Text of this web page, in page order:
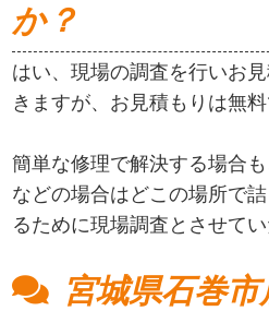
か？
はい、現場の調査を行いお
きますが、お見積もりは無料
簡単な修理で解決する場合
などの場合はどこの場所で
るために現場調査とさせてい
宮城県石巻